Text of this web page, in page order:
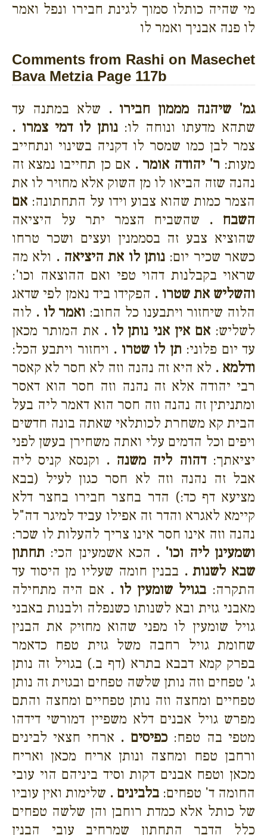
מי שהיה כותלו סמוך לגינת חבירו ונפל ואמר
לו פנה אבניך ואמר לו
Comments from Rashi on Masechet
Bava Metzia Page 117b
גמ' שיהנה מממון חבירו . שלא במתנה עד
שתהא מדעתו ונוחה לו:נותן לו דמי צמרו .
צמר לבן כמו שמסר לו דקניה בשינוי ונתחייב
מעות: ר' יהודה אומר . אם כן תחייבו נמצא זה
נהנה שזה הביאו לו מן השוק אלא מחזיר לו את
הצמר כמות שהוא צבוע וידו על התחתונה: אם
השבח . שהשביח הצמר יתר על היציאה
שהוציא צבע זה בסממנין ועצים ושכר טרחו
כשאר שכיר יום: נותן לו את היציאה . ולא מה
שראוי בקבלנות דהוי טפי ואם ההוצאה וכו':
והשליש את שטרו . הפקידו ביד נאמן לפי שדאג
הלוה שיחזור ויתבענו כל החוב: ואמר לו . לוה
לשליש: אם אין אני נותן לו . את המותר מכאן
עד יום פלוני: תן לו שטרו . ויחזור ויתבע הכל:
ודלמא . לא היא זה נהנה וזה לא חסר לא קאסר
רבי יהודה אלא זה נהנה וזה חסר הוא דאסר
ומתניתין זה נהנה וזה חסר הוא דאמר ליה בעל
הבית קא משחרת לכותלאי שאתה בונה חדשים
ויפים וכל הדמים עלי ואתה משחירן בעשן לפני
יציאתך:דהוה ליה משנה . וקנסא קניס ליה
אבל זה נהנה וזה לא חסר כגון לעיל (בבא
מציעא דף כד:) הדר בחצר חבירו בחצר דלא
קיימא לאגרא והדר זה אפילו עביד למיגר דה"ל
נהנה וזה אינו חסר אינו צריך להעלות לו שכר:
ושמעינן ליה וכו' . הכא אשמעינן הכי: תחתון
שבא לשנות . בבנין חומה שעליו מן היסוד עד
התקרה: בגויל שומעין לו . אם היה מתחילה
מאבני גזית ובא לשנותו כשנפלה ולבנות באבני
גויל שומעין לו מפני שהוא מחזיק את הבנין
שחומת גויל רחבה משל גזית טפח כדאמר
בפרק קמא דבבא בתרא (דף ב.) בגויל זה נותן
ג' טפחים וזה נותן שלשה טפחים ובגזית זה נותן
טפחיים ומחצה וזה נותן טפחיים ומחצה והתם
מפרש גויל אבנים דלא משפיין דמורשי דידהו
מטפי בה טפח:כפיסים . ארחי חצאי לבינים
ורחבן טפח ומחצה ונותן אריח מכאן ואריח
מכאן וטפח אבנים דקות וסיד ביניהם הוי עובי
החומה ד' טפחים: בלבינים . שלימות ואין עוביו
של כותל אלא כמדת רוחבן והן שלשה טפחים
כלל הדבר התחתון שמרחיב עובי הבנין